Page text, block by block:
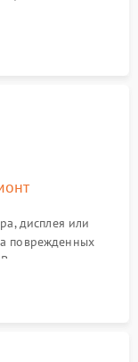
памяти и
SMD-компонентов
дисплея или
поврежденных
элементов